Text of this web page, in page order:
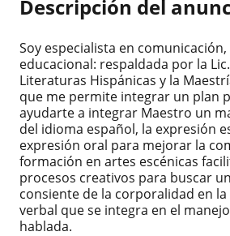
Descripción del
Soy especialista en
educacional: respaldada por la
Literaturas Hispánicas y la
que me permite integrar un plan
ayudarte a integrar Maestro un
del idioma español, la expresión
expresión oral para mejorar la
formación en artes escénicas
procesos creativos para buscar
consiente de la corporalidad en
verbal que se integra en el
hablada.